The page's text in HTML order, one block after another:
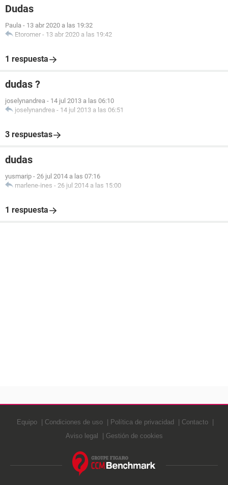
Dudas
Paula - 13 abr 2020 a las 19:32
Etoromer - 13 abr 2020 a las 19:42
1 respuesta
dudas ?
joselynandrea - 14 jul 2013 a las 06:10
joselynandrea - 14 jul 2013 a las 06:51
3 respuestas
dudas
yusmarip - 26 jul 2014 a las 07:16
marlene-ines - 26 jul 2014 a las 15:00
1 respuesta
Equipo Condiciones de uso Política de privacidad
Contacto
Aviso legal
Gestión de cookies